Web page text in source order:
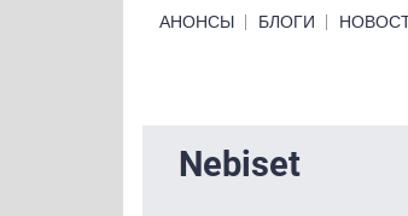
Primary links bottom
АНОНСЫ БЛОГИ
Nebiset